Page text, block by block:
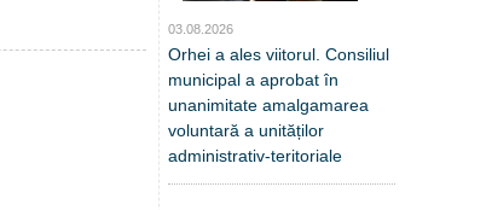
03.08.2026
Orhei a ales viitorul. Consiliul
municipal a aprobat în
unanimitate amalgamarea
voluntară a unităților
administrativ-teritoriale